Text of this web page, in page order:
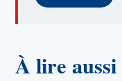
À lire aussi